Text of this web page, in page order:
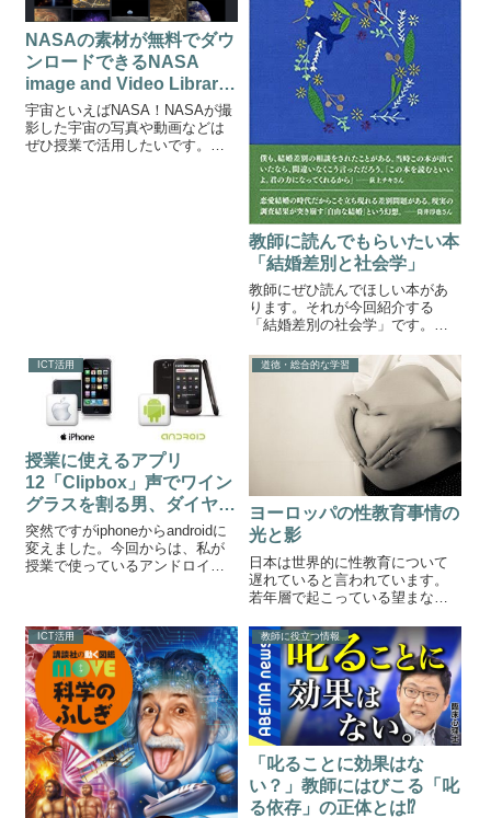
NASAの素材が無料でダウ
ンロードできるNASA
image and Video Library
がすごい！
宇宙といえばNASA！NASAが撮
影した宇宙の写真や動画などは
ぜひ授業で活用したいです。そ
教師に読んでもらいたい本
「結婚差別と社会学」
教師にぜひ読んでほしい本があ
ります。それが今回紹介する
「結婚差別の社会学」です。結
者との恋愛や結婚を、出自を理
由に反対する「結婚差別」。部
落出身者との結婚をめぐる家族
間の対立、交渉、破局、和解な
どのプロセスと差...
ICT活用
授業に使えるアプリ
12「Clipbox」声でワイン
グラスを割る男、ダイヤモ
ンドダスト
突然ですがiphoneからandroidに
変えました。今回からは、私が
授業で使っているアンドロイド
使えるアプリはたくさんありま
す。android...
道徳・総合的な学習
ヨーロッパの性教育事情の
光と影
日本は世界的に性教育について
遅れていると言われています。
若年層で起こっている望まない
への知識のなさからくる不妊症
の増加。もちろん遺伝的な問題
や社会構造の問題など様々な要
因があると思います。しかし、
そんな諸問題に向...
ICT活用 教師に役立つ情報
「叱ることに効果はな
い？」教師にはびこる「叱
る依存」の正体とは⁉